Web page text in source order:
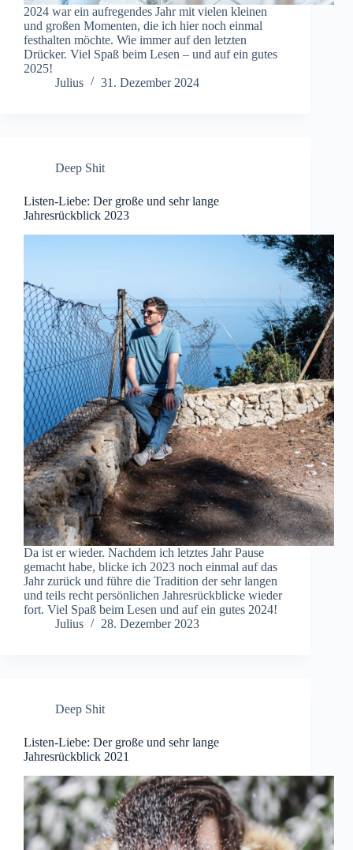
2024 war ein aufregendes Jahr mit vielen kleinen
und großen Momenten, die ich hier noch einmal
festhalten möchte. Wie immer auf den letzten
Drücker. Viel Spaß beim Lesen – und auf ein gutes
2025!
Julius
31. Dezember 2024
Deep Shit
Listen-Liebe: Der große und sehr lange
Jahresrückblick 2023
Da ist er wieder. Nachdem ich letztes Jahr Pause
gemacht habe, blicke ich 2023 noch einmal auf das
Jahr zurück und führe die Tradition der sehr langen
und teils recht persönlichen Jahresrückblicke wieder
fort. Viel Spaß beim Lesen und auf ein gutes 2024!
Julius
28. Dezember 2023
Deep Shit
Listen-Liebe: Der große und sehr lange
Jahresrückblick 2021